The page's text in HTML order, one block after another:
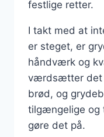
festlige retter.
I takt med at
er steget, er
håndværk og
værdsætter det
brød, og
tilgængelige og
gøre det på.